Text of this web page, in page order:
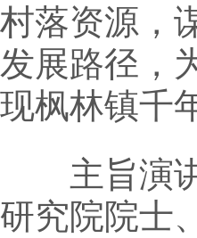
村落资源，
发展路径，
现枫林镇千
主旨演讲
研究院院士